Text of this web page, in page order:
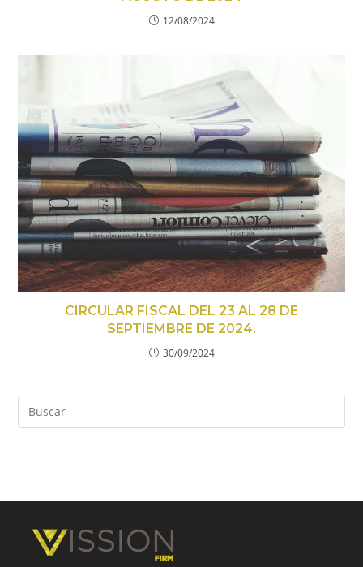
12/08/2024
CIRCULAR FISCAL DEL 23 AL 28 DE
SEPTIEMBRE DE 2024.
30/09/2024